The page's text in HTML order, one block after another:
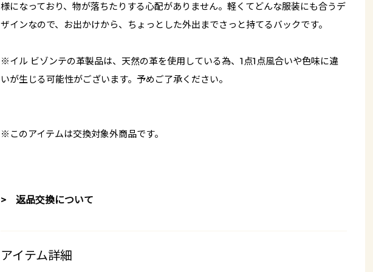
様になっており、物が落ちたりする心配がありません。軽くてどんな服装にも合うデ
ザインなので、お出かけから、ちょっとした外出までさっと持てるバックです。
※イル ビゾンテの革製品は、天然の革を使用している為、1点1点風合いや色味に違
いが生じる可能性がございます。予めご了承ください。
※このアイテムは交換対象外商品です。
> 返品交換について
アイテム詳細